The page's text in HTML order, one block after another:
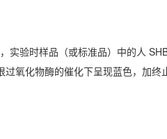
实验时样品（或标准品）中的人
过氧化物酶的催化下呈现蓝色，加终